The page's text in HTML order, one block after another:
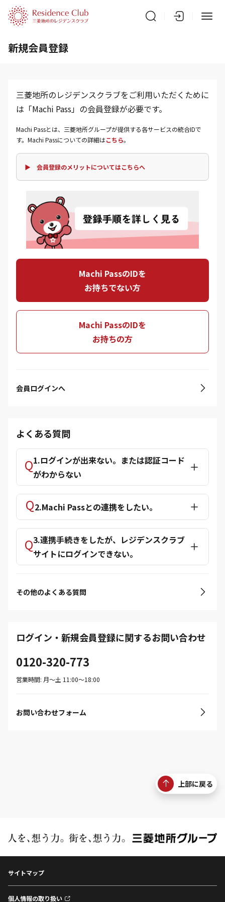
新規会員登録
三菱地所のレジデンスクラブをご利用いただくために
は「Machi Pass」の会員登録が必要です。
Machi Passとは、三菱地所グループが提供する各サービスの統合IDで
す。Machi Passについての詳細はこちら。
▶ 会員登録のメリットについてはこちらへ
Machi PassのIDを
お持ちでない方
Machi PassのIDを
お持ちの方
会員ログインへ
よくある質問
1.ログインが出来ない。または認証コード
がわからない
2.Machi Passとの連携をしたい。
3.連携手続きをしたが、レジデンスクラブ
サイトにログインできない。
その他のよくある質問
ログイン・新規会員登録に関するお問い合わせ
0120-320-773
営業時間: 月〜土 11:00〜18:00
お問い合わせフォーム
上部に戻る
サイトマップ
個人情報の取り扱い